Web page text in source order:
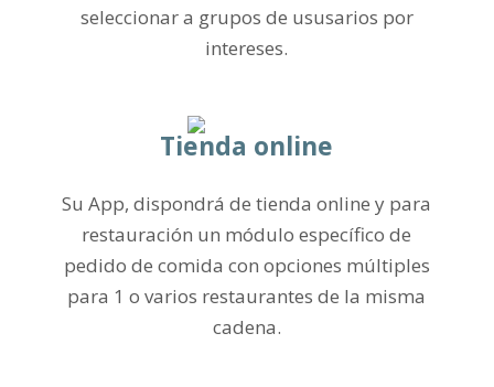
seleccionar a grupos de ususarios por
intereses.
Tienda online
Su App, dispondrá de tienda online y para
restauración un módulo específico de
pedido de comida con opciones múltiples
para 1 o varios restaurantes de la misma
cadena.